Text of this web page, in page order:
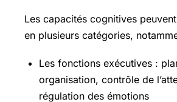
Les capacités cognitives
en plusieurs catégories,
Les fonctions exécutives :
organisation, contrôle de
régulation des émotions